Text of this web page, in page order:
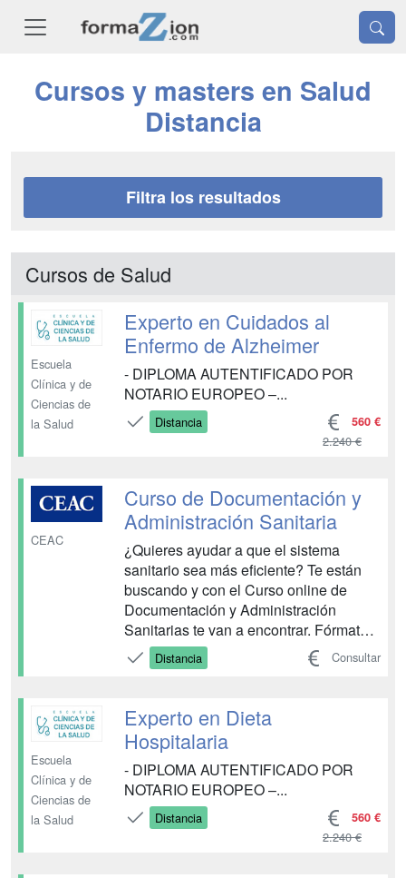
Cursos y masters en Salud
Distancia
Filtra los resultados
Cursos de Salud
Escuela
Clínica y de
Ciencias de
la Salud
Experto en Cuidados al
Enfermo de Alzheimer
- DIPLOMA AUTENTIFICADO POR
NOTARIO EUROPEO –...
Distancia 560 €
2.240 €
CEAC
Curso de Documentación y
Administración Sanitaria
¿Quieres ayudar a que el sistema
sanitario sea más eficiente? Te están
buscando y con el Curso online de
Documentación y Administración
Sanitarias te van a encontrar. Fórmate a
tu ritmo, sin líos de desplazamiento y
con certificaciones como la acreditación
Porque el salto profesional tiene que
hacerse sobre segu...
Distancia Consultar
Escuela
Clínica y de
Ciencias de
la Salud
Experto en Dieta
Hospitalaria
- DIPLOMA AUTENTIFICADO POR
NOTARIO EUROPEO –...
Distancia 560 €
2.240 €